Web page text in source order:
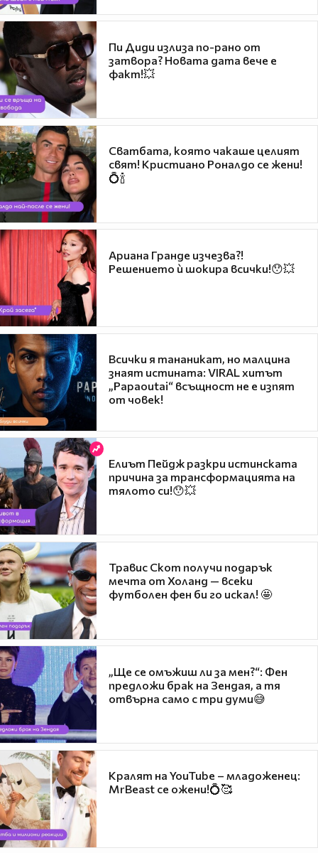
Пи Диди излиза по-рано от
затвора? Новата дата вече е
факт!💥
Сватбата, която чакаше целият
свят! Кристиано Роналдо се жени!
💍🍾
Ариана Гранде изчезва?!
Решението ѝ шокира всички!😯💥
Всички я тананикат, но малцина
знаят истината: VIRAL хитът
„Papaoutai“ всъщност не е изпят
от човек!
Елиът Пейдж разкри истинската
причина за трансформацията на
тялото си!😯💥
Травис Скот получи подарък
мечта от Холанд — всеки
футболен фен би го искал! 🤩
„Ще се омъжиш ли за мен?“: Фен
предложи брак на Зендая, а тя
отвърна само с три думи😅
Кралят на YouTube – младоженец:
MrBeast се ожени!💍🥰